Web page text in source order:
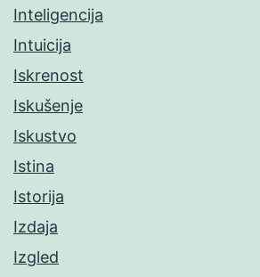
Inteligencija
Intuicija
Iskrenost
Iskušenje
Iskustvo
Istina
Istorija
Izdaja
Izgled